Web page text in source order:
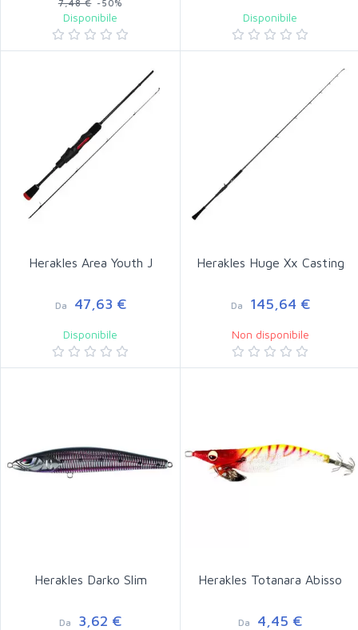
7,48 €-50%
Disponibile Disponibile
Herakles Area Youth J
Da 47,63 €
Disponibile
Herakles Huge Xx Casting
Da 145,64 €
Non disponibile
Herakles Darko Slim
Da 3,62 €
Herakles Totanara Abisso
Da 4,45 €